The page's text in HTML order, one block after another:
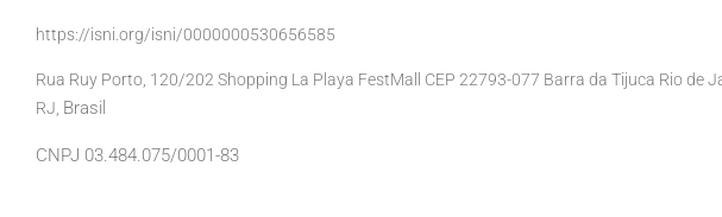
https://isni.org/isni/0000000530656585
Rua Ruy Porto, 120/202 Shopping La Playa FestMall CEP 22793-077 Barra da Tijuca Rio de
RJ, Brasil
CNPJ 03.484.075/0001-83